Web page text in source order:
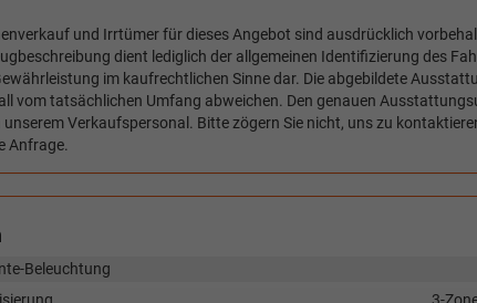
und Irrtümer für dieses Angebot sind ausdrücklich
dient lediglich der allgemeinen Identifizierung des
im kaufrechtlichen Sinne dar. Die abgebildete
vom tatsächlichen Umfang abweichen. Den genauen
unserem Verkaufspersonal. Bitte zögern Sie nicht, uns zu
Anfrage.
Beleuchtung